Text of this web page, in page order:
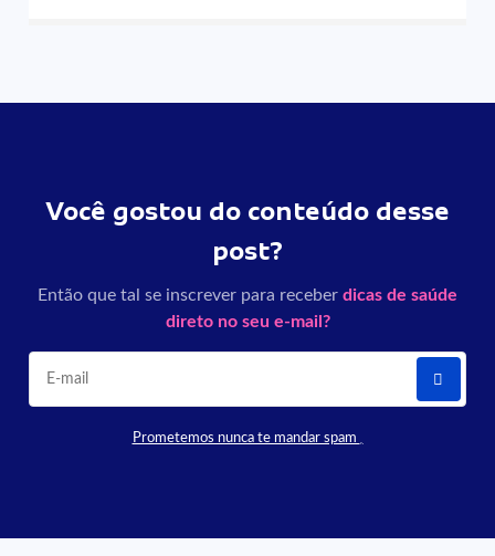
Você gostou do conteúdo desse
post?
Então que tal se inscrever para receber dicas de saúde
direto no seu e-mail?
Prometemos nunca te mandar spam